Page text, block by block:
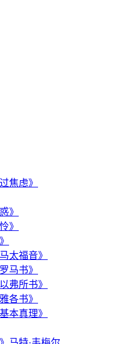
焦虑》
》
》
太福音》
马书》
弗所书》
各书》
本真理》